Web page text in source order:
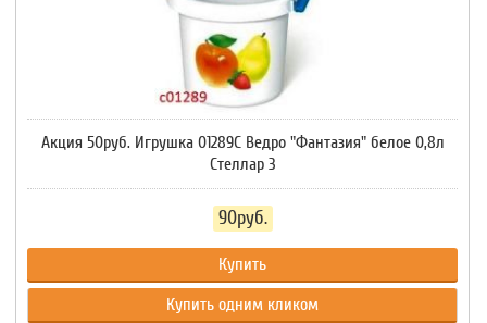
Акция 50руб. Игрушка 01289С Ведро "Фантазия" белое 0,8л
Стеллар 3
90руб.
Купить
Купить одним кликом